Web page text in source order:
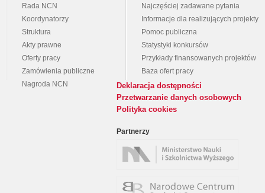
Rada NCN
Koordynatorzy
Struktura
Akty prawne
Oferty pracy
Zamówienia publiczne
Nagroda NCN
Najczęściej zadawane pytania
Informacje dla realizujących projekty
Pomoc publiczna
Statystyki konkursów
Przykłady finansowanych projektów
Baza ofert pracy
Deklaracja dostępności
Przetwarzanie danych osobowych
Polityka cookies
Partnerzy